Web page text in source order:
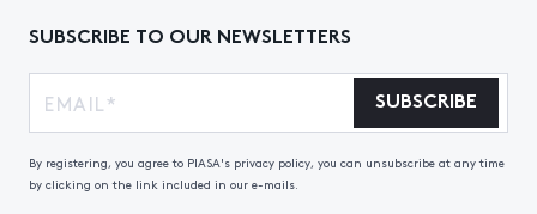
SUBSCRIBE TO OUR NEWSLETTERS
SUBSCRIBE
By registering, you agree to PIASA's privacy policy, you can unsubscribe at any time
by clicking on the link included in our e-mails.